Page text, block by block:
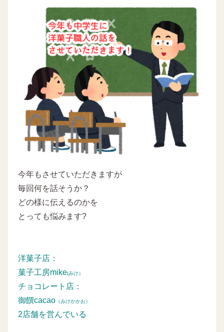
今年もさせていただきますが
毎回何を話そうか？
どの様に伝えるのかを
とっても悩みます?
洋菓子店：
菓子工房mike(みけ）
チョコレート店：
御饌cacao （みけかかお）
2店舗を営んでいる